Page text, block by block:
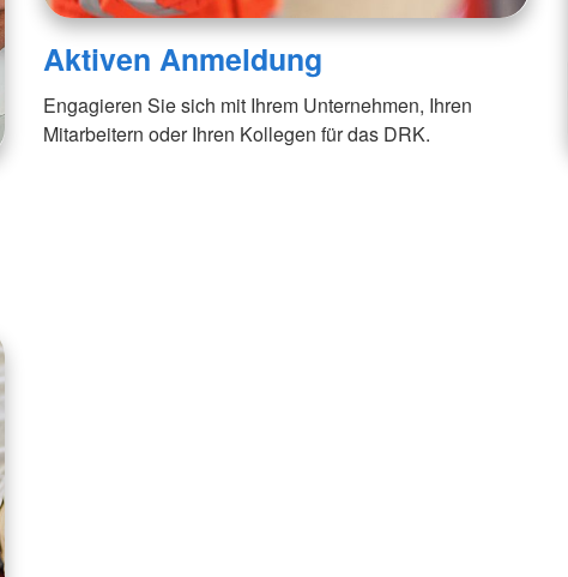
Aktiven Anmeldung
Engagieren Sie sich mit Ihrem Unternehmen, Ihren
Mitarbeitern oder Ihren Kollegen für das DRK.